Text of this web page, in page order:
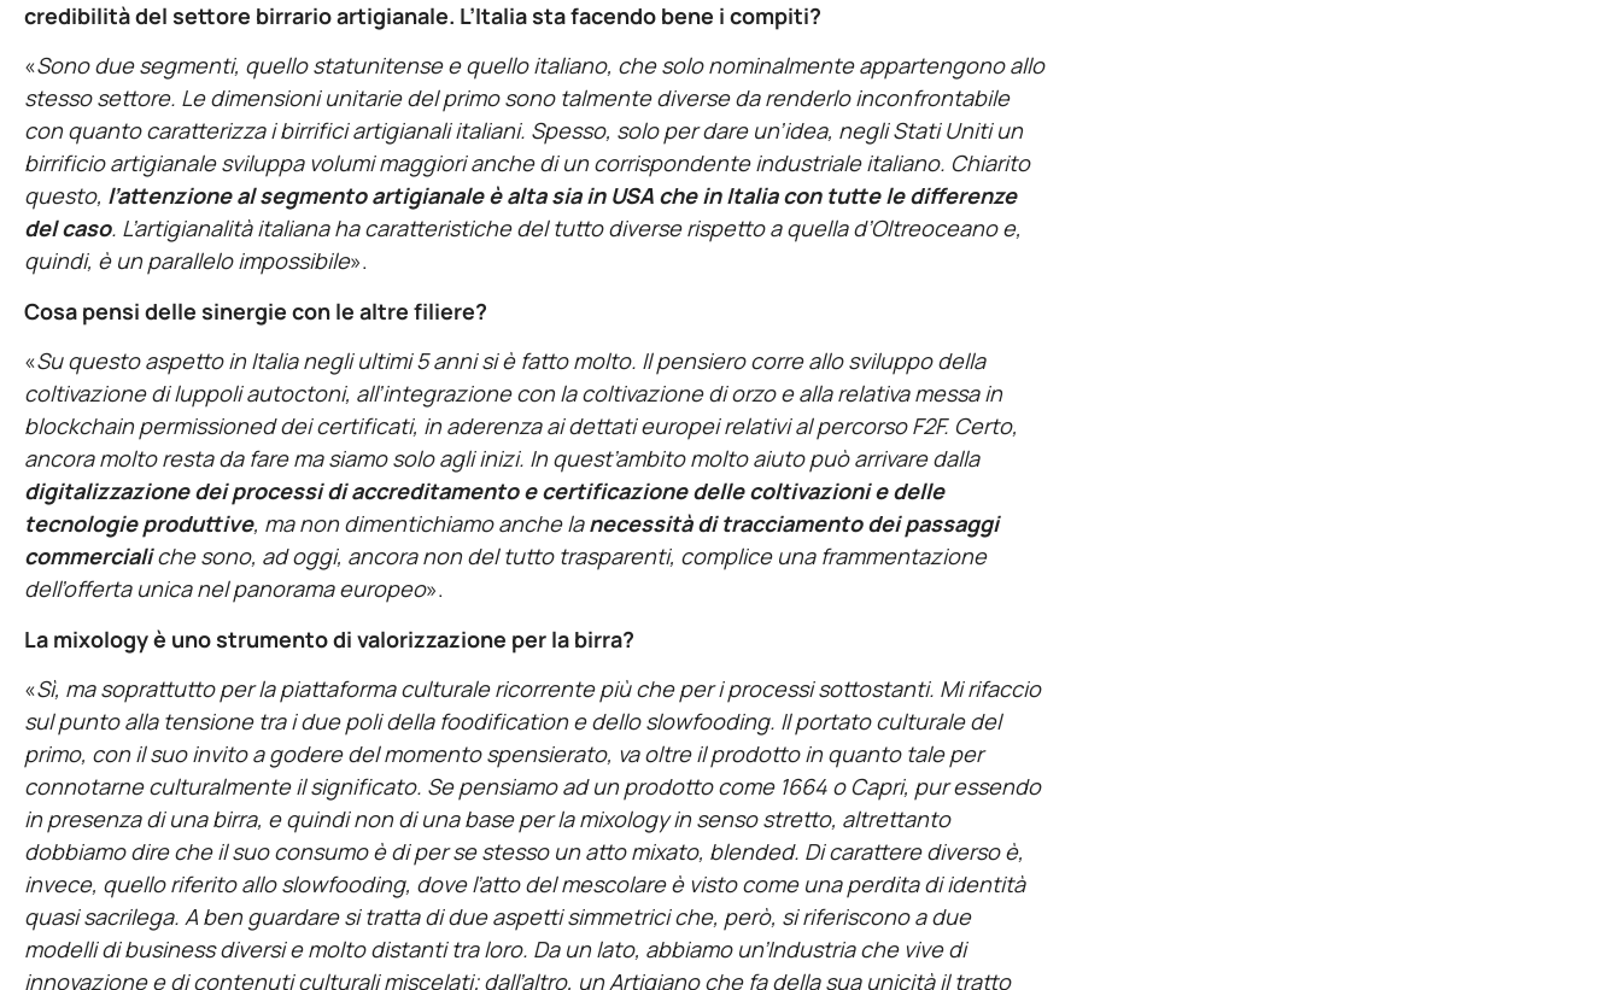
credibilità del settore birrario artigianale. L’Italia sta facendo bene i compiti?
«Sono due segmenti, quello statunitense e quello italiano, che solo nominalmente appartengono allo
stesso settore. Le dimensioni unitarie del primo sono talmente diverse da renderlo inconfrontabile
con quanto caratterizza i birrifici artigianali italiani. Spesso, solo per dare un’idea, negli Stati Uniti un
birrificio artigianale sviluppa volumi maggiori anche di un corrispondente industriale italiano. Chiarito
questo, l’attenzione al segmento artigianale è alta sia in USA che in Italia con tutte le differenze
del caso. L’artigianalità italiana ha caratteristiche del tutto diverse rispetto a quella d’Oltreoceano e,
quindi, è un parallelo impossibile».
Cosa pensi delle sinergie con le altre filiere?
«Su questo aspetto in Italia negli ultimi 5 anni si è fatto molto. Il pensiero corre allo sviluppo della
coltivazione di luppoli autoctoni, all’integrazione con la coltivazione di orzo e alla relativa messa in
blockchain permissioned dei certificati, in aderenza ai dettati europei relativi al percorso F2F. Certo,
ancora molto resta da fare ma siamo solo agli inizi. In quest’ambito molto aiuto può arrivare dalla
digitalizzazione dei processi di accreditamento e certificazione delle coltivazioni e delle
tecnologie produttive, ma non dimentichiamo anche lanecessità di tracciamento dei passaggi
commercialiche sono, ad oggi, ancora non del tutto trasparenti, complice una frammentazione
dell’offerta unica nel panorama europeo».
La mixology è uno strumento di valorizzazione per la birra?
«Sì, ma soprattutto per la piattaforma culturale ricorrente più che per i processi sottostanti. Mi rifaccio
sul punto alla tensione tra i due poli della foodification e dello slowfooding. Il portato culturale del
primo, con il suo invito a godere del momento spensierato, va oltre il prodotto in quanto tale per
connotarne culturalmente il significato. Se pensiamo ad un prodotto come 1664 o Capri, pur essendo
in presenza di una birra, e quindi non di una base per la mixology in senso stretto, altrettanto
dobbiamo dire che il suo consumo è di per se stesso un atto mixato, blended. Di carattere diverso è,
invece, quello riferito allo slowfooding, dove l’atto del mescolare è visto come una perdita di identità
quasi sacrilega. A ben guardare si tratta di due aspetti simmetrici che, però, si riferiscono a due
modelli di business diversi e molto distanti tra loro. Da un lato, abbiamo un’Industria che vive di
innovazione e di contenuti culturali miscelati; dall’altro, un Artigiano che fa della sua unicità il tratto